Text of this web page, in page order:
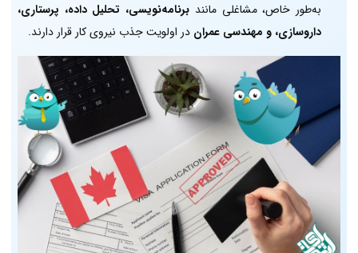
به‌طور خاص، مشاغلی مانند برنامه‌نویسی، تحلیل داده، پرستاری،
داروسازی، و مهندسی عمران در اولویت جذب نیروی کار قرار دارند.